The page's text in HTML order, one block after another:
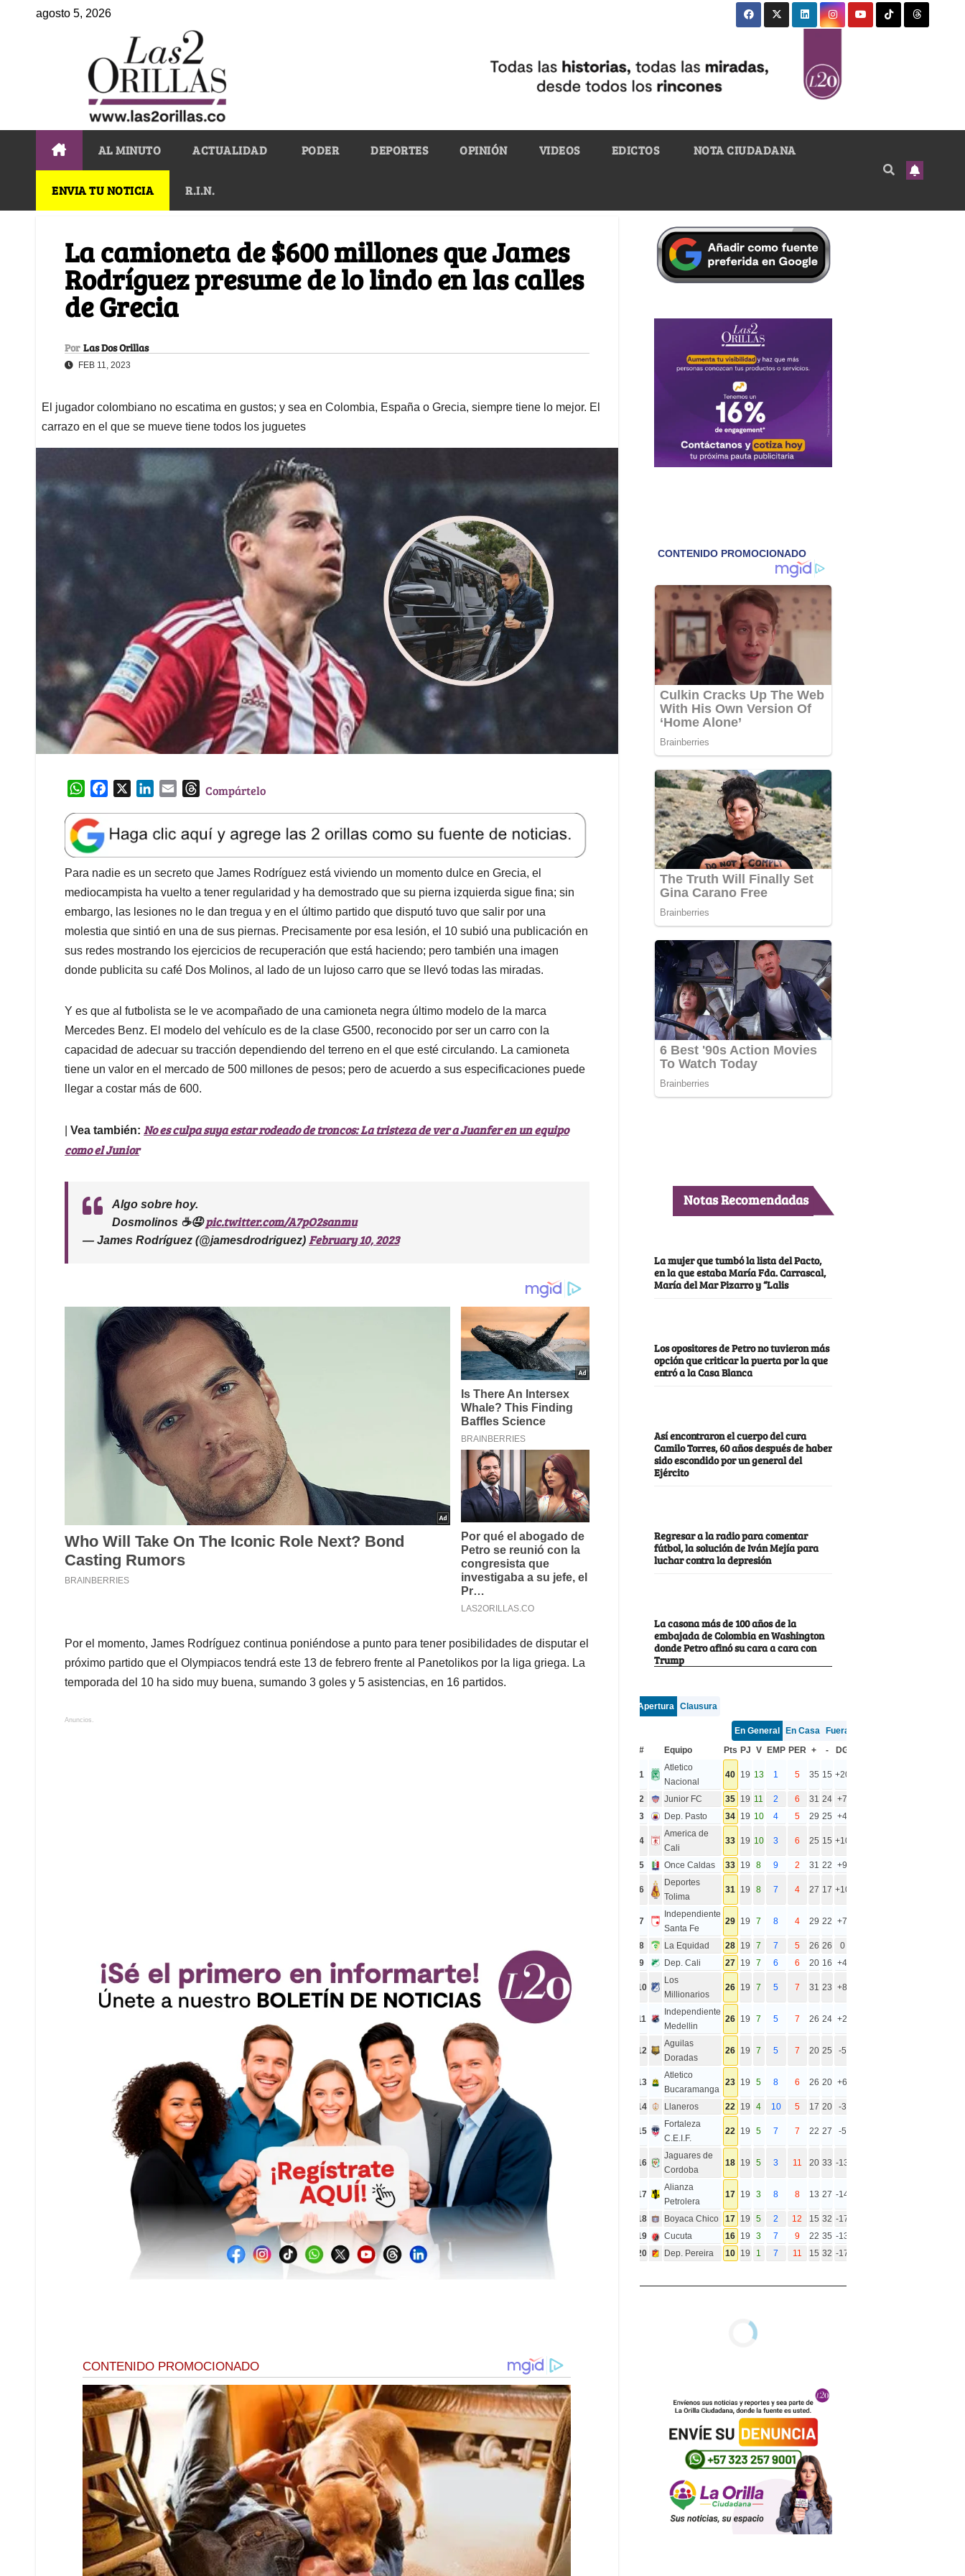
agosto 5, 2026
AL MINUTO ACTUALIDAD PODER DEPORTES OPINIÓN VIDEOS EDICTOS NOTA CIUDADANA
ENVIA TU NOTICIA R.I.N.
La camioneta de $600 millones que James
Rodríguez presume de lo lindo en las calles
de Grecia
Por Las Dos Orillas
FEB 11, 2023
El jugador colombiano no escatima en gustos; y sea en Colombia, España o Grecia, siempre tiene lo mejor. El
carrazo en el que se mueve tiene todos los juguetes
W
a
t
s
A
p
p
e
b
o
o
k
k
e
d
I
n
l
T
e
a
d
s
Compártelo
Para nadie es un secreto que James Rodríguez está viviendo un momento dulce en Grecia, el
mediocampista ha vuelto a tener regularidad y ha demostrado que su pierna izquierda sigue fina; sin
embargo, las lesiones no le dan tregua y en el último partido que disputó tuvo que salir por una
molestia que sintió en una de sus piernas. Precisamente por esa lesión, el 10 subió una publicación en
sus redes mostrando los ejercicios de recuperación que está haciendo; pero también una imagen
donde publicita su café Dos Molinos, al lado de un lujoso carro que se llevó todas las miradas.
Y es que al futbolista se le ve acompañado de una camioneta negra último modelo de la marca
Mercedes Benz. El modelo del vehículo es de la clase G500, reconocido por ser un carro con la
capacidad de adecuar su tracción dependiendo del terreno en el que esté circulando. La camioneta
tiene un valor en el mercado de 500 millones de pesos; pero de acuerdo a sus especificaciones puede
llegar a costar más de 600.
Vea también: No es culpa suya estar rodeado de troncos: La tristeza de ver a Juanfer en un equipo
como el Junior
Algo sobre hoy.
Dosmolinos ☕️🤤pic.twitter.com/A7pO2sanmu
— James Rodríguez (@jamesdrodriguez) February 10, 2023
Por el momento, James Rodríguez continua poniéndose a punto para tener posibilidades de disputar el
próximo partido que el Olympiacos tendrá este 13 de febrero frente al Panetolikos por la liga griega. La
temporada del 10 ha sido muy buena, sumando 3 goles y 5 asistencias, en 16 partidos.
Anuncios.
Notas Recomendadas
La mujer que tumbó la lista del Pacto,
en la que estaba María Fda. Carrascal,
María del Mar Pizarro y “Lalis
Los opositores de Petro no tuvieron más
opción que criticar la puerta por la que
entró a la Casa Blanca
Así encontraron el cuerpo del cura
Camilo Torres, 60 años después de haber
sido escondido por un general del
Ejército
Regresar a la radio para comentar
fútbol, la solución de Iván Mejía para
luchar contra la depresión
La casona más de 100 años de la
embajada de Colombia en Washington
donde Petro afinó su cara a cara con
Trump
Apertura Clausura
En General En Casa
Fuera
#
Equipo Pts PJ V EMP PER + - DG
1
Atletico
Nacional
40 19 13 1 5 35 15 +20
2 Junior FC 35 19 11 2 6 31 24 +7
3
Dep. Pasto 34 19 10 4 5 29 25 +4
4
America de
Cali
33 19 10 3 6 25 15 +10
5 Once Caldas 33 19 8 9 2 31 22 +9
6
Deportes
Tolima
31 19 8 7 4 27 17 +10
7
Independiente
Santa Fe
29 19 7 8 4 29 22 +7
8 La Equidad 28 19 7 7 5 26 26
0
9
Dep. Cali 27 19 7 6 6 20 16 +4
10
Los
Millionarios
26 19 7 5 7 31 23 +8
11
Independiente
Medellin
26 19 7 5 7 26 24 +2
12
Aguilas
Doradas
26 19 7 5 7 20 25 -5
13
Atletico
Bucaramanga
23 19 5 8 6 26 20 +6
14 Llaneros 22 19 4 10 5 17 20 -3
15
Fortaleza
C.E.I.F.
22 19 5 7 7 22 27 -5
16
Jaguares de
Cordoba
18 19 5 3 11 20 33 -13
17
Alianza
Petrolera
17 19 3 8 8 13 27 -14
18 Boyaca Chico 17 19 5 2 12 15 32 -17
19
Cucuta 16 19 3 7 9 22 35 -13
20
Dep. Pereira 10 19 1 7 11 15 32 -17